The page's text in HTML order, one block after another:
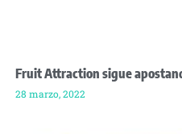
Fruit Attraction sigue
28 marzo, 2022